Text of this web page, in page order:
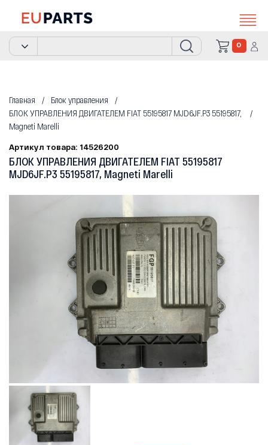
0
Главная
Блок управления
БЛОК УПРАВЛЕНИЯ ДВИГАТЕЛЕМ FIAT 55195817 MJD6JF.P3 55195817,
Magneti Marelli
Артикул товара: 14526200
БЛОК УПРАВЛЕНИЯ ДВИГАТЕЛЕМ FIAT 55195817
MJD6JF.P3 55195817, Magneti Marelli